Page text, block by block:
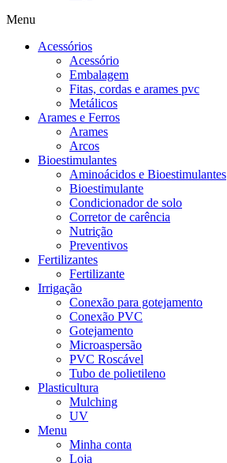
Menu
Acessórios
Acessório
Embalagem
Fitas, cordas e arames pvc
Metálicos
Arames e Ferros
Arames
Arcos
Bioestimulantes
Aminoácidos e Bioestimulantes
Bioestimulante
Condicionador de solo
Corretor de carência
Nutrição
Preventivos
Fertilizantes
Fertilizante
Irrigação
Conexão para gotejamento
Conexão PVC
Gotejamento
Microaspersão
PVC Roscável
Tubo de polietileno
Plasticultura
Mulching
UV
Menu
Minha conta
Loja